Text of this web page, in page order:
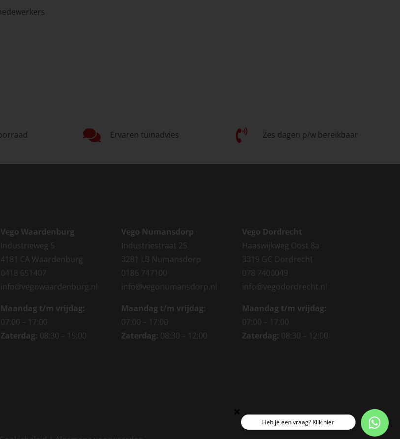
Ervaren tuinadvies Zes dagen p/w bereikbaar
Vego Waardenburg
Industrieweg 5
4181 CA Waardenburg
0418 651407
info@vegowaardenburg.nl
Maandag t/m vrijdag:
07:00 – 17:00
Zaterdag: 08:30 – 15:00
Vego Numansdorp
Industriestraat 25
3281 LB Numansdorp
0186 747100
info@vegonumansdorp.nl
Maandag t/m vrijdag:
07:00 – 17:00
Zaterdag: 08:30 – 12:00
Vego Dordrecht
Haaswijkweg Oost 8a
3319 GC Dordrecht
078 7400049
info@vegodordrecht.nl
Maandag t/m vrijdag:
07:00 – 17:00
Zaterdag: 08:30 – 12:00
Heb je een vraag? Klik hier